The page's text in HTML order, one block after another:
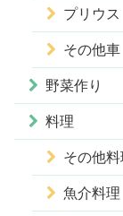
プリウス
その他車
野菜作り
料理
その他料
魚介料理